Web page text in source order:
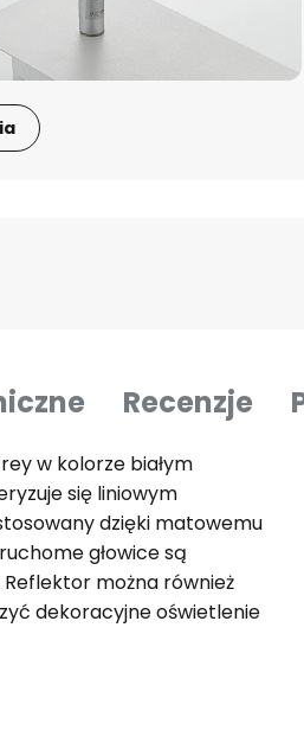
Recenzje
w kolorze białym
się liniowym
dzięki matowemu
głowice są
można również
dekoracyjne oświetlenie